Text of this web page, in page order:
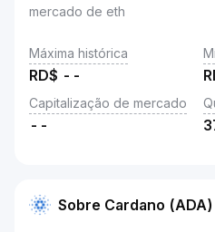
mercado de eth
Máxima histórica
RD$ --
Capitalização de mercado
--
Sobre Cardano (ADA)